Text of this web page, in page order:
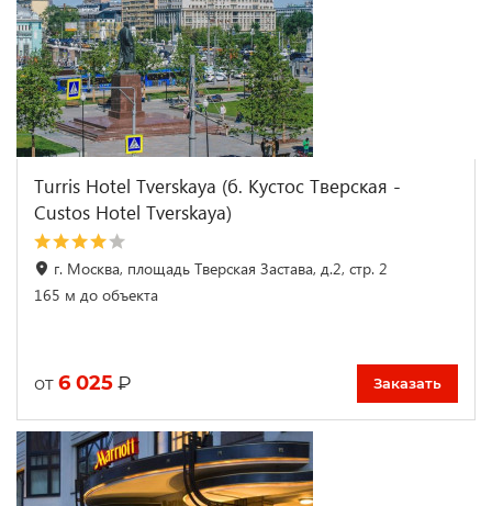
Turris Hotel Tverskaya (б. Кустос Тверская -
Custos Hotel Tverskaya)
г. Москва, площадь Тверская Застава, д.2, стр. 2
165 м до объекта
от 6 025 ₽ Заказать